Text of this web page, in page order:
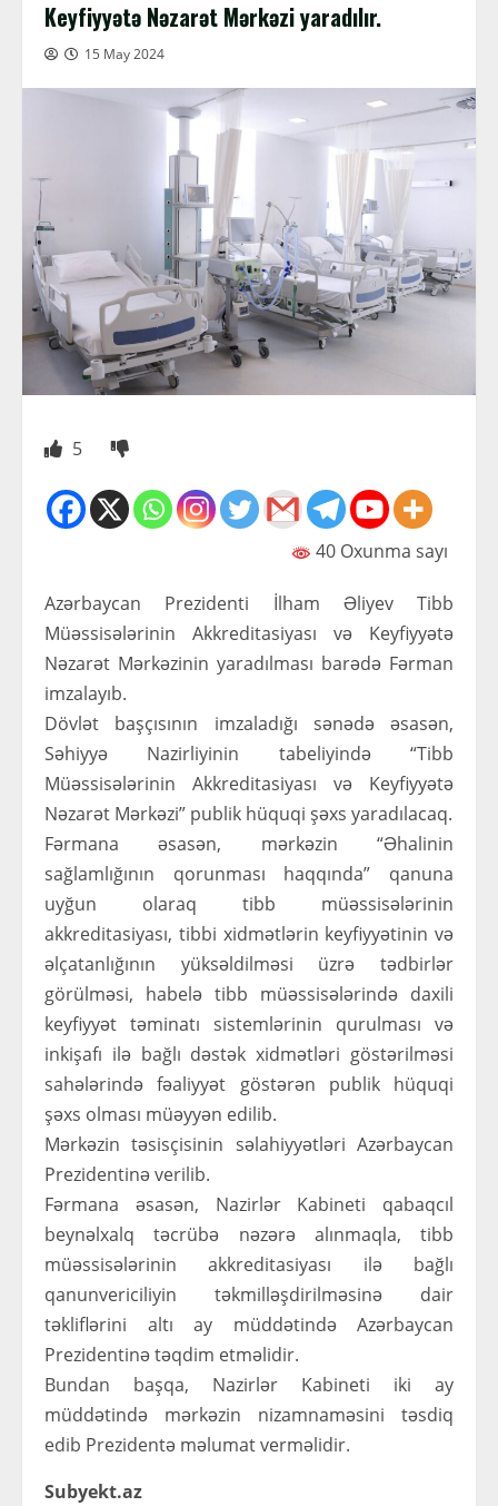
Keyfiyyətə Nəzarət Mərkəzi yaradılır.
15 May 2024
5
40 Oxunma sayı
Azərbaycan Prezidenti İlham Əliyev Tibb
Müəssisələrinin Akkreditasiyası və Keyfiyyətə
Nəzarət Mərkəzinin yaradılması barədə Fərman
imzalayıb.
Dövlət başçısının imzaladığı sənədə əsasən,
Səhiyyə Nazirliyinin tabeliyində “Tibb
Müəssisələrinin Akkreditasiyası və Keyfiyyətə
Nəzarət Mərkəzi” publik hüquqi şəxs yaradılacaq.
Fərmana əsasən, mərkəzin “Əhalinin
sağlamlığının qorunması haqqında” qanuna
uyğun olaraq tibb müəssisələrinin
akkreditasiyası, tibbi xidmətlərin keyfiyyətinin və
əlçatanlığının yüksəldilməsi üzrə tədbirlər
görülməsi, habelə tibb müəssisələrində daxili
keyfiyyət təminatı sistemlərinin qurulması və
inkişafı ilə bağlı dəstək xidmətləri göstərilməsi
sahələrində fəaliyyət göstərən publik hüquqi
şəxs olması müəyyən edilib.
Mərkəzin təsisçisinin səlahiyyətləri Azərbaycan
Prezidentinə verilib.
Fərmana əsasən, Nazirlər Kabineti qabaqcıl
beynəlxalq təcrübə nəzərə alınmaqla, tibb
müəssisələrinin akkreditasiyası ilə bağlı
qanunvericiliyin təkmilləşdirilməsinə dair
təkliflərini altı ay müddətində Azərbaycan
Prezidentinə təqdim etməlidir.
Bundan başqa, Nazirlər Kabineti iki ay
müddətində mərkəzin nizamnaməsini təsdiq
edib Prezidentə məlumat verməlidir.
Subyekt.az